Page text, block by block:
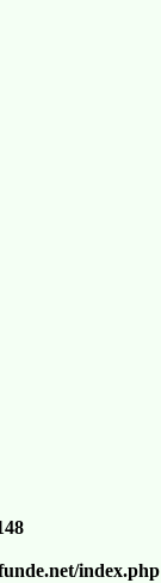
index.php